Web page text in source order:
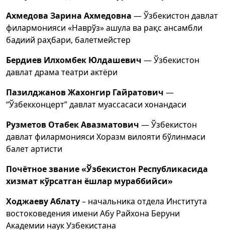
Ахмедова Зарина Ахмедовна — Ўзбекистон давлат
филармонияси «Наврўз» ашула ва рақс ансамбли
бадиий раҳбари, балетмейстер
Бердиев Илхомбек Юлдашевич — Ўзбекистон
давлат драма театри актёри
Пазилджанов Жахонгир Гайратович —
“Ўзбекконцерт” давлат муассасаси хонандаси
Рузметов Отабек Авазматович — Ўзбекистон
давлат филармонияси Хоразм вилояти бўлинмаси
балет артисти
Почётное звание «Ўзбекистон Республикасида
хизмат кўрсатган ёшлар мураббийси»
Ходжаеву Аблату– начальника отдела Института
востоковедения имени Абу Райхона Беруни
Академии наук Узбекистана